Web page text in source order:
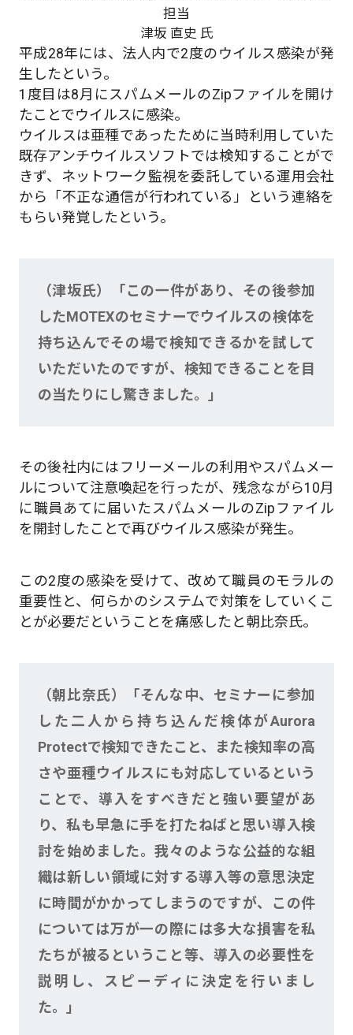
担当
津坂 直史 氏
平成28年には、法人内で2度のウイルス感染が発
生したという。
1度目は8月にスパムメールのZipファイルを開け
たことでウイルスに感染。
ウイルスは亜種であったために当時利用していた
既存アンチウイルスソフトでは検知することがで
きず、ネットワーク監視を委託している運用会社
から「不正な通信が行われている」という連絡を
もらい発覚したという。
（津坂氏）「この一件があり、その後参加
したMOTEXのセミナーでウイルスの検体を
持ち込んでその場で検知できるかを試して
いただいたのですが、検知できることを目
の当たりにし驚きました。」
その後社内にはフリーメールの利用やスパムメー
ルについて注意喚起を行ったが、残念ながら10月
に職員あてに届いたスパムメールのZipファイル
を開封したことで再びウイルス感染が発生。
この2度の感染を受けて、改めて職員のモラルの
重要性と、何らかのシステムで対策をしていくこ
とが必要だということを痛感したと朝比奈氏。
（朝比奈氏）「そんな中、セミナーに参加
した二人から持ち込んだ検体がAurora
Protectで検知できたこと、また検知率の高
さや亜種ウイルスにも対応しているという
ことで、導入をすべきだと強い要望があ
り、私も早急に手を打たねばと思い導入検
討を始めました。我々のような公益的な組
織は新しい領域に対する導入等の意思決定
に時間がかかってしまうのですが、この件
については万が一の際には多大な損害を私
たちが被るということ等、導入の必要性を
説明し、スピーディに決定を行いまし
た。」